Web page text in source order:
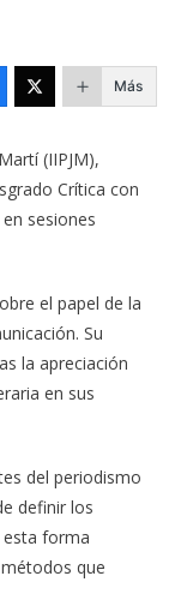
Más
(IIPJM),
Crítica con
sesiones
el papel de la
Su
la apreciación
en sus
del periodismo
definir los
esta forma
que